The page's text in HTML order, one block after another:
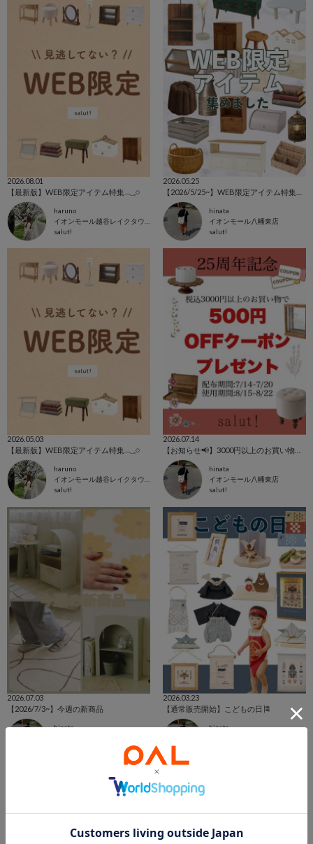
2026.08.01
【最新版】WEB限定アイテム特集𓂃𓈒𓏸
haruno
salut!
2026.05.25
【2026/5/25~】WEB限定アイテム特集⚘⚘⚘
hinata
イオンモール八幡東店
salut!
2026.05.03
【最新版】WEB限定アイテム特集𓂃𓈒𓏸
haruno
salut!
2026.07.14
hinata
イオンモール八幡東店
salut!
2026.07.03
【2026/7/3~】今週の新商品
hinata
2026.03.23
【通常販売開始】こどもの日🎏
hinata